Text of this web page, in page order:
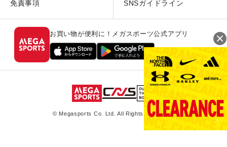
免責事項 SNSガイドライン
お買い物が便利に！メガスポーツ公式アプリ
© Megasports Co. Ltd. All Rights Reserved.